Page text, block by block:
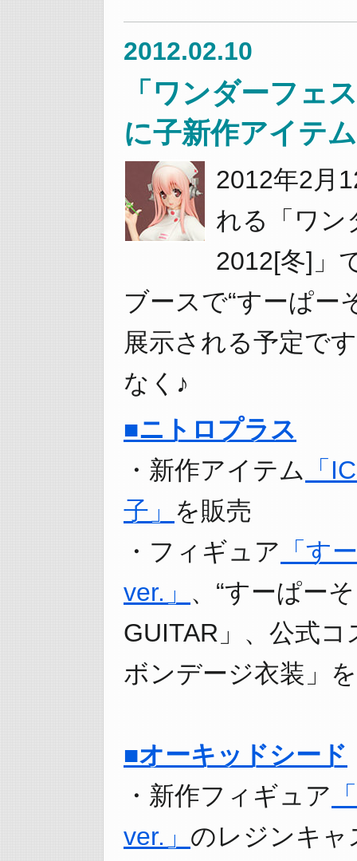
2012.02.10
「ワンダーフェ
に子新作アイテ
2012年2月
れる「ワン
2012[冬]」
ブースで“すーぱー
展示される予定で
なく♪
■ニトロプラス
・新作アイテム
「
子」 を販売
・フィギュア 「す
ver.」 、“すーぱー
GUITAR」、公式
ボンデージ衣装」
■オーキッドシード
・新作フィギュア
ver.」 のレジンキャ